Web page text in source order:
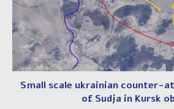
Small scale ukrainian counter-
of Sudja in Kursk